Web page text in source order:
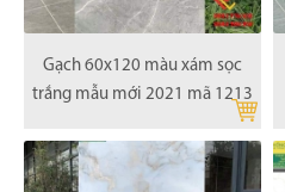
Gạch 60x120 màu xám sọc
trắng mẫu mới 2021 mã 1213